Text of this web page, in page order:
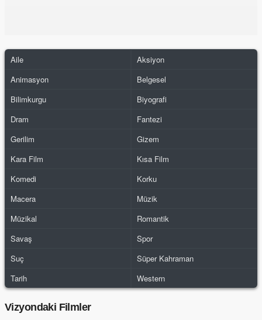
Aile
Aksiyon
Animasyon
Belgesel
Bilimkurgu
Biyografi
Dram
Fantezi
Gerilim
Gizem
Kara Film
Kısa Film
Komedi
Korku
Macera
Müzik
Müzikal
Romantik
Savaş
Spor
Suç
Süper Kahraman
Tarih
Western
Vizyondaki Filmler